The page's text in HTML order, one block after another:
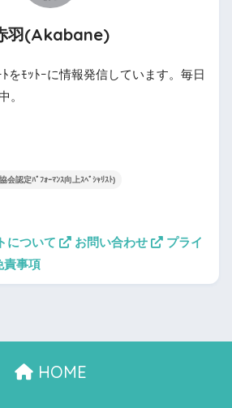
羽(Akabane)
をﾓｯﾄｰに情報発信しています。毎日
。
会認定ﾊﾟﾌｫｰﾏﾝｽ向上ｽﾍﾟｼｬﾘｽﾄ)
について お問い合わせ
プライ
責事項
HOME